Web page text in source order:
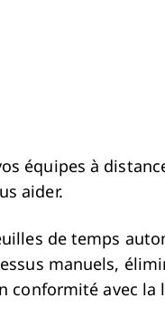
équipes à
aider.
de temps
manuels,
conformité avec la